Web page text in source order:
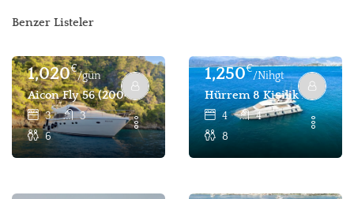
Benzer Listeler
1,020€
/gün
Aicon Fly 56 (2004) - Kiralama Için 3 Kabin 6 Kişilik Motor
3
3
6
1,250€
/Nihgt
Hürrem 8 Kişilik Motor
4
4
8